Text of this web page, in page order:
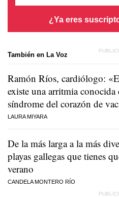
¿Ya eres
También en La Voz
Ramón Ríos, cardiólogo:
existe una arritmia conocida
síndrome del corazón de
LAURA MIYARA
De la más larga a la más
playas gallegas que tienes
verano
CANDELA MONTERO RÍO